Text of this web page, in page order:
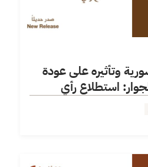
وتأثيره على عودة
استطلاع رأي